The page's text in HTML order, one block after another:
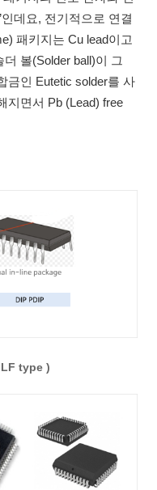
데요, 전기적으로 연결
패키지는 Cu lead이고
볼(Solder ball)이 그
금인 Eutetic solder를 사
지면서 Pb (Lead) free
type )